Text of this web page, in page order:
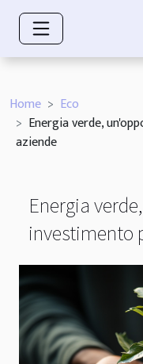
Home
Eco
Energia verde,
aziende
Energia
investimento